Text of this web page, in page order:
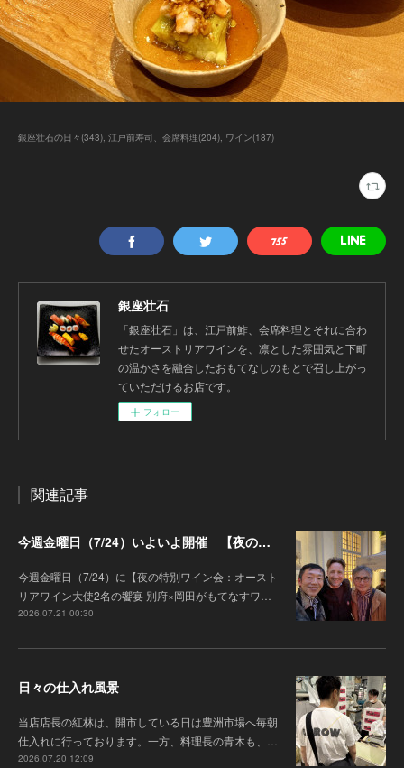
銀座壮石の日々 (343) 江戸前寿司、会席料理(204) ワイン(187)
銀座壮石
「銀座壮石」は、江戸前鮓、会席料理とそれに合わ
せたオーストリアワインを、凛とした雰囲気と下町
の温かさを融合したおもてなしのもとで召し上がっ
ていただけるお店です。
フォロー
関連記事
今週金曜日（7/24）いよいよ開催 【夜の特別ワイン会】オーストリアワイン大使2名の饗宴 別府×岡田がもてなすワインペアリングの会
今週金曜日（7/24）に【夜の特別ワイン会：オースト
リアワイン大使2名の饗宴 別府×岡田がもてなすワ…
2026.07.21 00:30
日々の仕入れ風景
当店店長の紅林は、開市している日は豊洲市場へ毎朝
仕入れに行っております。一方、料理長の青木も、…
2026.07.20 12:09